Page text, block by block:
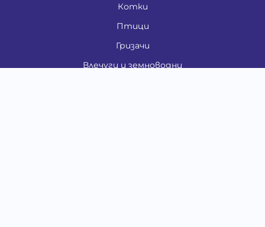
Котки
Птици
Гризачи
Влечуги и земноводни